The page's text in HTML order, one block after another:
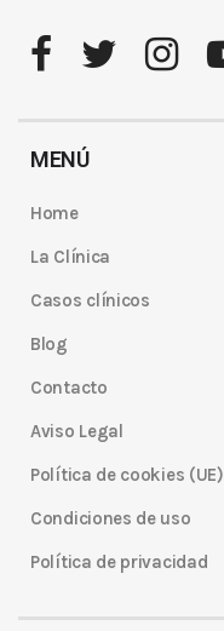
MENÚ
Home
La Clínica
Casos clínicos
Blog
Contacto
Aviso Legal
Política de cookies (UE)
Condiciones de uso
Política de privacidad